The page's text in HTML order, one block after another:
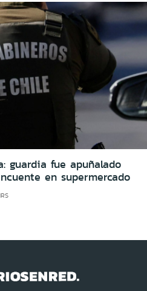
guardia fue apuñalado
en supermercado